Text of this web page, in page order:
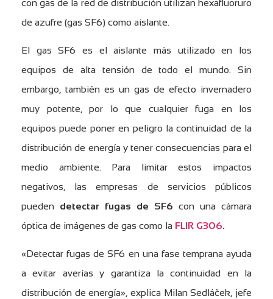
con gas de la red de distribución utilizan hexafluoruro
de azufre (gas SF6) como aislante.
El gas SF6 es el aislante más utilizado en los
equipos de alta tensión de todo el mundo. Sin
embargo, también es un gas de efecto invernadero
muy potente, por lo que cualquier fuga en los
equipos puede poner en peligro la continuidad de la
distribución de energía y tener consecuencias para el
medio ambiente. Para limitar estos impactos
negativos, las empresas de servicios públicos
pueden detectar fugas de SF6 con una cámara
óptica de imágenes de gas como la FLIR G306.
«Detectar fugas de SF6 en una fase temprana ayuda
a evitar averías y garantiza la continuidad en la
distribución de energía», explica Milan Sedláček, jefe